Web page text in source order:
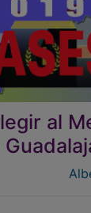
al